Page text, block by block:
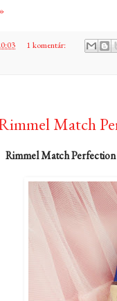
1 komentár:
Match
Rimmel Match Perfection